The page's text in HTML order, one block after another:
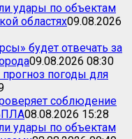
удары по объектам
областях09.08.2026
будет отвечать за
09.08.2026 08:30
погоды для
соблюдение
08.08.2026 15:28
удары по объектам